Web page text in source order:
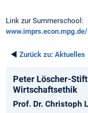
Link zur Summerschool:
◄ Zurück zu: Aktuelles
Peter Löscher-
Wirtschaftsethik
Prof. Dr. Christoph